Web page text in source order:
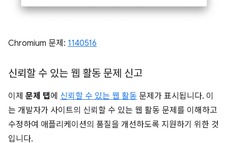
Chromium 문제: 1140516
신뢰할 수 있는 웹 활동 문제 신고
이제 문제 탭 에 신뢰할 수 있는 웹 활동 문제가 표시됩니다. 이
는 개발자가 사이트의 신뢰할 수 있는 웹 활동 문제를 이해하고
수정하여 애플리케이션의 품질을 개선하도록 지원하기 위한 것
입니다.